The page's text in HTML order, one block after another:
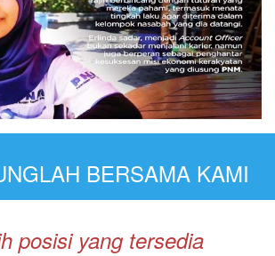
BERSAMA KAMI
posisi yang tersedia